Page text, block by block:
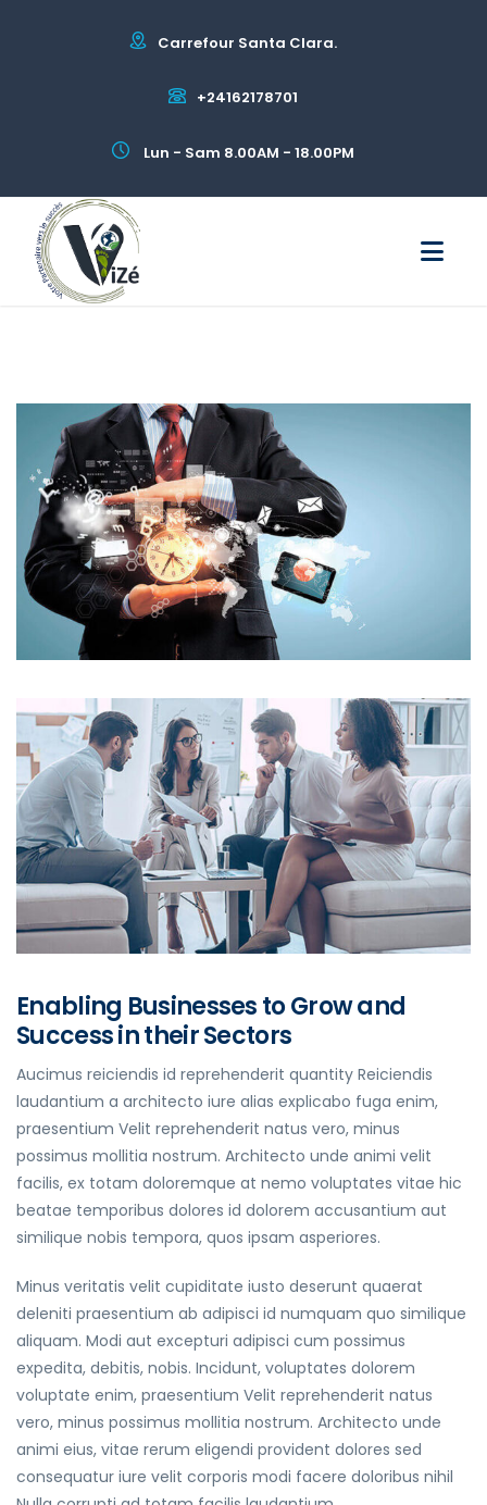
Carrefour Santa Clara.
+24162178701
Lun - Sam 8.00AM - 18.00PM
Enabling Businesses to Grow and
Success in their Sectors
Aucimus reiciendis id reprehenderit quantity Reiciendis
laudantium a architecto iure alias explicabo fuga enim,
praesentium Velit reprehenderit natus vero, minus
possimus mollitia nostrum. Architecto unde animi velit
facilis, ex totam doloremque at nemo voluptates vitae hic
beatae temporibus dolores id dolorem accusantium aut
similique nobis tempora, quos ipsam asperiores.
Minus veritatis velit cupiditate iusto deserunt quaerat
deleniti praesentium ab adipisci id numquam quo similique
aliquam. Modi aut excepturi adipisci cum possimus
expedita, debitis, nobis. Incidunt, voluptates dolorem
voluptate enim, praesentium Velit reprehenderit natus
vero, minus possimus mollitia nostrum. Architecto unde
animi eius, vitae rerum eligendi provident dolores sed
consequatur iure velit corporis modi facere doloribus nihil